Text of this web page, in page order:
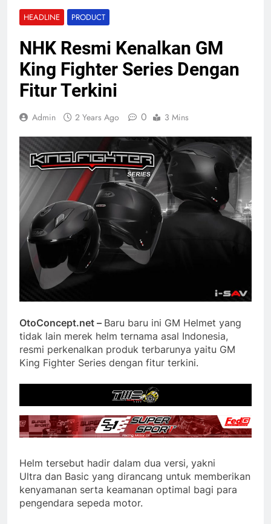
HEADLINE PRODUCT
NHK Resmi Kenalkan GM
King Fighter Series Dengan
Fitur Terkini
Admin 2 Years Ago 0 3 Mins
OtoConcept.net – Baru baru ini GM Helmet yang
tidak lain merek helm ternama asal Indonesia,
resmi perkenalkan produk terbarunya yaitu GM
King Fighter Series dengan fitur terkini.
Helm tersebut hadir dalam dua versi, yakni
Ultra dan Basic yang dirancang untuk memberikan
kenyamanan serta keamanan optimal bagi para
pengendara sepeda motor.